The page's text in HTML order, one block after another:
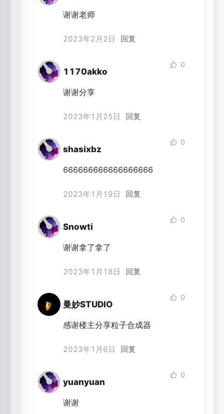
谢谢老师
2023年2月2日 回复
1170akko
0
谢谢分享
2023年1月25日 回复
shasixbz
0
666666666666666666
2023年1月19日 回复
Snowti
0
谢谢拿了拿了
2023年1月18日 回复
曼妙STUDIO
0
感谢楼主分享粒子合成器
2023年1月6日 回复
yuanyuan
0
谢谢